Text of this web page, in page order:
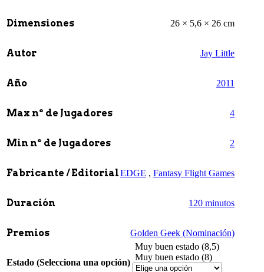
Dimensiones 26 × 5,6 × 26 cm
Autor Jay Little
Año 2011
Max nº de Jugadores 4
Min nº de Jugadores 2
Fabricante / EditorialEDGE , Fantasy Flight Games
Duración 120 minutos
Premios Golden Geek (Nominación)
Estado (Selecciona una opción)
Muy buen estado (8,5)
Muy buen estado (8)